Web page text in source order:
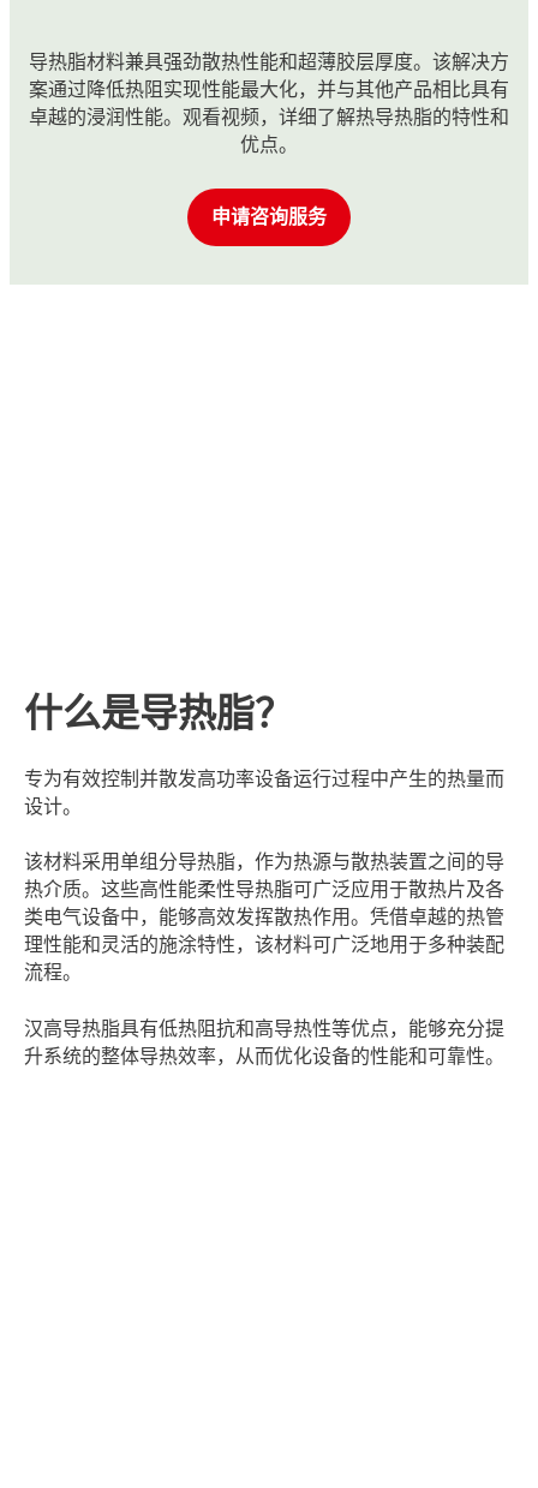
导热脂材料兼具强劲散热性能和超薄胶层厚度。该解决方
案通过降低热阻实现性能最大化，并与其他产品相比具有
卓越的浸润性能。观看视频，详细了解热导热脂的特性和
优点。
申请咨询服务
什么是导热脂？
专为有效控制并散发高功率设备运行过程中产生的热量而
设计。
该材料采用单组分导热脂，作为热源与散热装置之间的导
热介质。这些高性能柔性导热脂可广泛应用于散热片及各
类电气设备中，能够高效发挥散热作用。凭借卓越的热管
理性能和灵活的施涂特性，该材料可广泛地用于多种装配
流程。
汉高导热脂具有低热阻抗和高导热性等优点，能够充分提
升系统的整体导热效率，从而优化设备的性能和可靠性。